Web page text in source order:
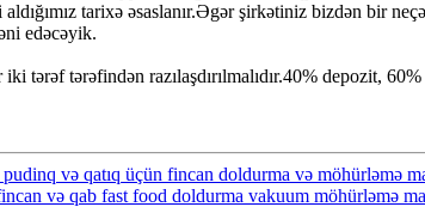
aldığımız tarixə əsaslanır.Əgər şirkətiniz bizdən bir
edəcəyik.
tərəf tərəfindən razılaşdırılmalıdır.40% depozit,
və qatıq üçün fincan doldurma və möhürləmə
və qab fast food doldurma vakuum möhürləmə